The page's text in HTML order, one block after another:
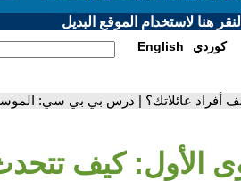
هنا لاستخدام الموقع البديل
English كوردي
أفراد عائلاتك؟ | درس بي بي سي: الموسم
الأول: كيف